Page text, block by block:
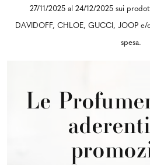
27/11/2025 al 24/12/2025 sui
DAVIDOFF, CHLOE, GUCCI, JOOP e/
spesa.
Le